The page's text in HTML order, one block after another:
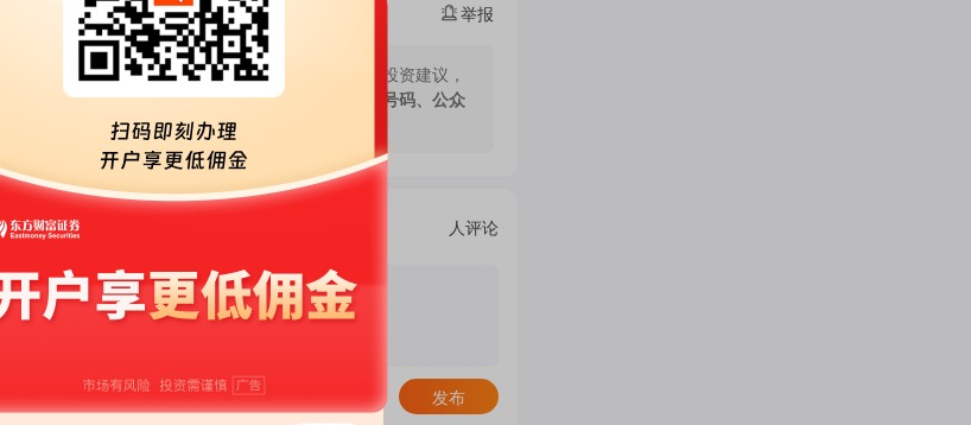
举报
个人观点，与本网站立场无关，不对您构成任何投资建议，
容，远离非法证券活动。请勿添加发言用户的手机号码、公众
人评论
清除 发布